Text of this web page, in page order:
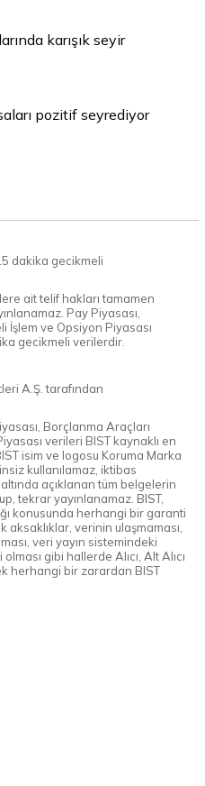
karışık seyir
pozitif seyrediyor
dakika gecikmeli
ait telif hakları tamamen
Pay Piyasası,
İşlem ve Opsiyon Piyasası
gecikmeli verilerdir.
A.Ş. tarafından
Borçlanma Araçları
verileri BIST kaynaklı en
isim ve logosu Koruma Marka
kullanılamaz, iktibas
açıklanan tüm belgelerin
tekrar yayınlanamaz. BIST,
konusunda herhangi bir garanti
aksaklıklar, verinin ulaşmaması,
veri yayın sistemindeki
gibi hallerde Alıcı, Alt Alıcı
herhangi bir zarardan BIST